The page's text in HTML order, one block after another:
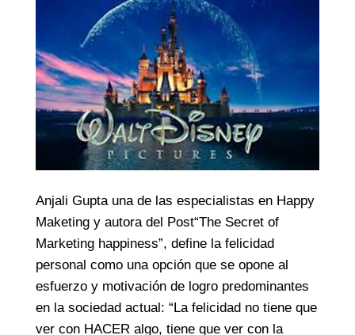
Anjali Gupta una de las especialistas en Happy
Maketing y autora del Post“The Secret of
Marketing happiness”, define la felicidad
personal como una opción que se opone al
esfuerzo y motivación de logro predominantes
en la sociedad actual: “La felicidad no tiene que
ver con HACER algo, tiene que ver con la